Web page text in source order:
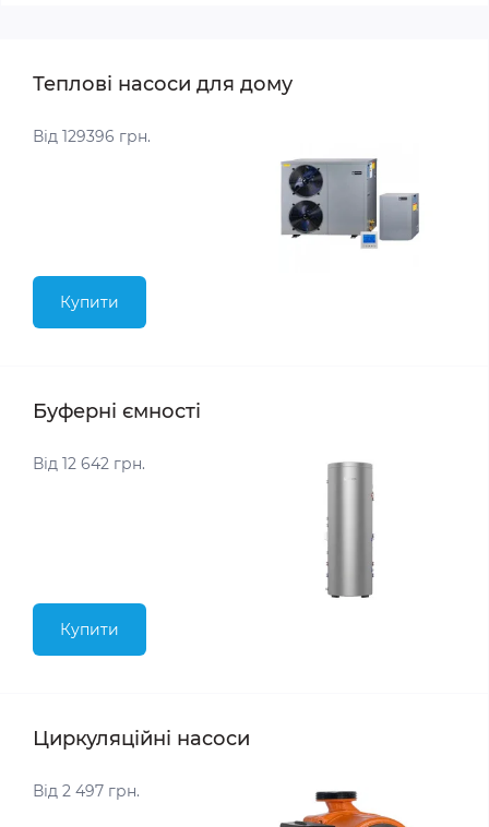
Теплові насоси для дому
Від 129396 грн.
Купити
Буферні ємності
Від 12 642 грн.
Купити
Циркуляційні насоси
Від 2 497 грн.